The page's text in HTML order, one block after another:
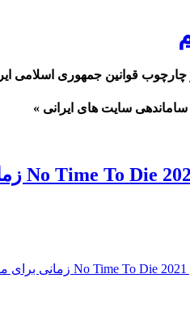
چارچوب قوانین جمهوری اسلامی
سایت های ایرانی »